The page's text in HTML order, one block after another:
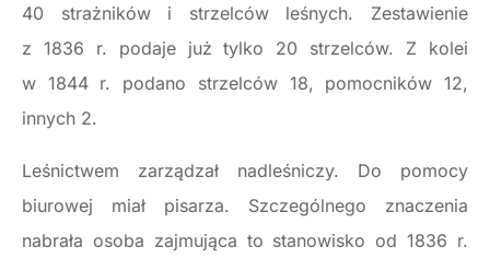
40 strażników i strzelców leśnych. Zestawienie
z 1836 r. podaje już tylko 20 strzelców. Z kolei
w 1844 r. podano strzelców 18, pomocników 12,
innych 2.
Leśnictwem zarządzał nadleśniczy. Do pomocy
biurowej miał pisarza. Szczególnego znaczenia
nabrała osoba zajmująca to stanowisko od 1836 r.